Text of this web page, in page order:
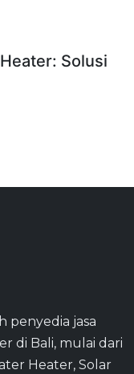
Solusi
penyedia jasa
di Bali, mulai dari
Heater, Solar